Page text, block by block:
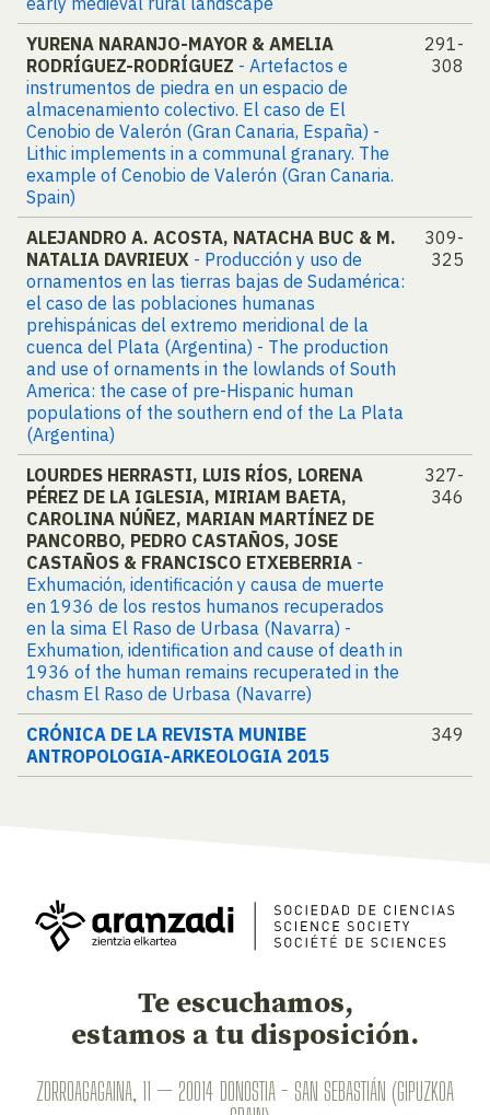
YURENA NARANJO-MAYOR & AMELIA
RODRÍGUEZ-RODRÍGUEZ - Artefactos e
instrumentos de piedra en un espacio de
almacenamiento colectivo. El caso de El
Cenobio de Valerón (Gran Canaria, España) -
Lithic implements in a communal granary. The
example of Cenobio de Valerón (Gran Canaria.
Spain)
291-
308
ALEJANDRO A. ACOSTA, NATACHA BUC & M.
NATALIA DAVRIEUX - Producción y uso de
ornamentos en las tierras bajas de Sudamérica:
el caso de las poblaciones humanas
prehispánicas del extremo meridional de la
cuenca del Plata (Argentina) - The production
and use of ornaments in the lowlands of South
America: the case of pre-Hispanic human
populations of the southern end of the La Plata
(Argentina)
309-
325
LOURDES HERRASTI, LUIS RÍOS, LORENA
PÉREZ DE LA IGLESIA, MIRIAM BAETA,
CAROLINA NÚÑEZ, MARIAN MARTÍNEZ DE
PANCORBO, PEDRO CASTAÑOS, JOSE
CASTAÑOS & FRANCISCO ETXEBERRIA -
Exhumación, identificación y causa de muerte
en 1936 de los restos humanos recuperados
en la sima El Raso de Urbasa (Navarra) -
Exhumation, identification and cause of death in
1936 of the human remains recuperated in the
chasm El Raso de Urbasa (Navarre)
327-
346
CRÓNICA DE LA REVISTA MUNIBE
ANTROPOLOGIA-ARKEOLOGIA 2015
349
Te escuchamos,
estamos a tu disposición.
ZORROAGAGAINA, 11 — 20014 DONOSTIA - SAN SEBASTIÁN (GIPUZKOA